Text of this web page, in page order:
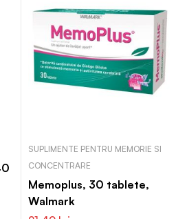
SUPLIMENTE PENTRU MEMORIE SI
CONCENTRARE
Memoplus, 30 tablete,
Walmark